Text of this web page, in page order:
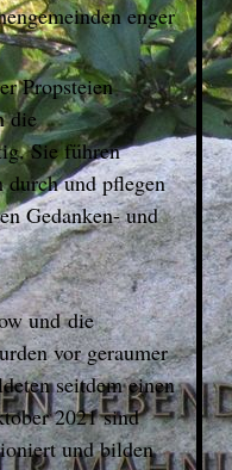
enger
Propsteien
die
Sie führen
durch und pflegen
Gedanken- und
und die
vor geraumer
seitdem einen
2021 sind
und bilden